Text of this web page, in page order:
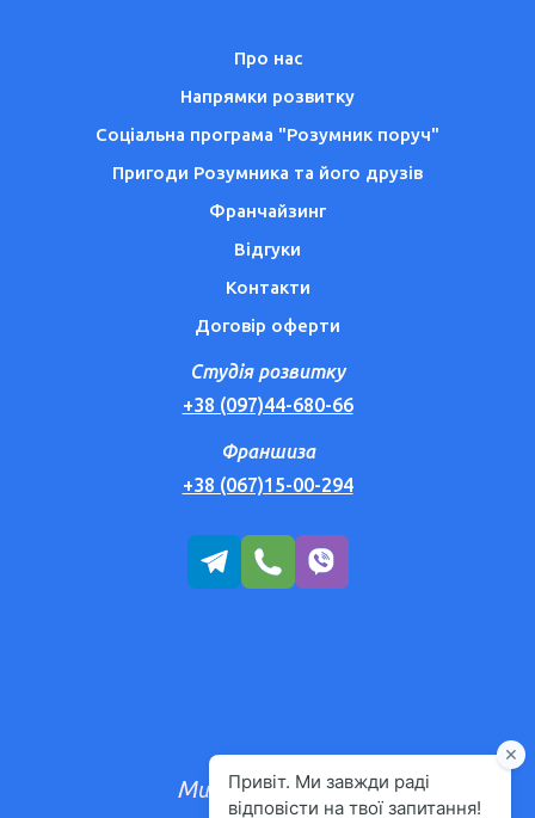
Про нас
Напрямки розвитку
Соціальна програма "Розумник поруч"
Пригоди Розумника та його друзів
Франчайзинг
Відгуки
Контакти
Договір оферти
Студія розвитку
+38 (097)44-680-66
Франшиза
+38 (067)15-00-294
Ми користуємося